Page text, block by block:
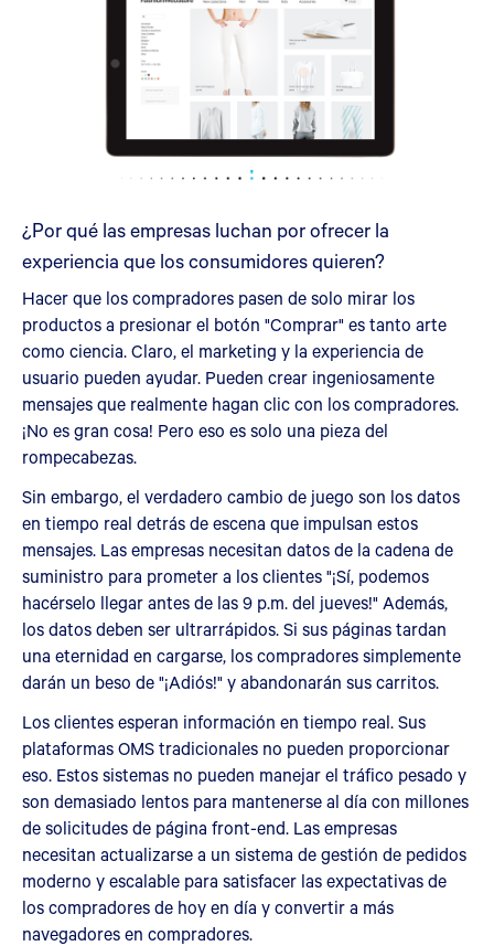
¿Por qué las empresas luchan por ofrecer la
experiencia que los consumidores quieren?
Hacer que los compradores pasen de solo mirar los
productos a presionar el botón "Comprar" es tanto arte
como ciencia. Claro, el marketing y la experiencia de
usuario pueden ayudar. Pueden crear ingeniosamente
mensajes que realmente hagan clic con los compradores.
¡No es gran cosa! Pero eso es solo una pieza del
rompecabezas.
Sin embargo, el verdadero cambio de juego son los datos
en tiempo real detrás de escena que impulsan estos
mensajes. Las empresas necesitan datos de la cadena de
suministro para prometer a los clientes "¡Sí, podemos
hacérselo llegar antes de las 9 p.m. del jueves!" Además,
los datos deben ser ultrarrápidos. Si sus páginas tardan
una eternidad en cargarse, los compradores simplemente
darán un beso de "¡Adiós!" y abandonarán sus carritos.
Los clientes esperan información en tiempo real. Sus
plataformas OMS tradicionales no pueden proporcionar
eso. Estos sistemas no pueden manejar el tráfico pesado y
son demasiado lentos para mantenerse al día con millones
de solicitudes de página front-end. Las empresas
necesitan actualizarse a un sistema de gestión de pedidos
moderno y escalable para satisfacer las expectativas de
los compradores de hoy en día y convertir a más
navegadores en compradores.